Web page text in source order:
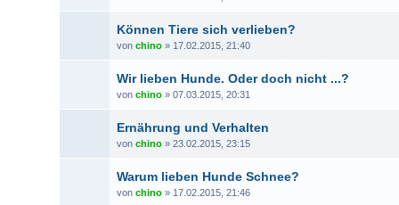
Können Tiere sich verlieben?
vonchino » 17.02.2015, 21:40
Wir lieben Hunde. Oder doch nicht ...?
vonchino » 07.03.2015, 20:31
Ernährung und Verhalten
vonchino » 23.02.2015, 23:15
Warum lieben Hunde Schnee?
vonchino » 17.02.2015, 21:46